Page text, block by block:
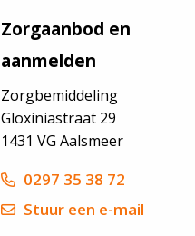
Zorgaanbod en
aanmelden
Zorgbemiddeling
Gloxiniastraat 29
1431 VG Aalsmeer
0297 35 38 72
Stuur een e-mail